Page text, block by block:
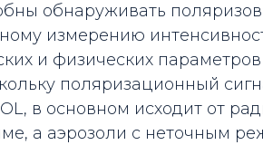
обнаруживать
измерению
и физических
поляризационный
в основном исходит от
а аэрозоли с неточным